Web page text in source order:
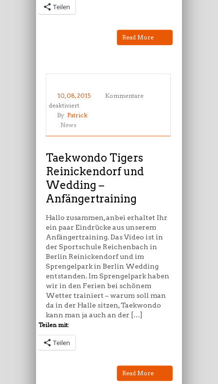
Teilen
Read More
10, 08, 2015
Kommentare
deaktiviertfür
Taekwondo
Wedding
Anfängertraining
By Patrick
News
Taekwondo Tigers
Reinickendorf und
Wedding –
Anfängertraining
Hallo zusammen, anbei erhaltet Ihr
ein paar Eindrücke aus unserem
Anfängertraining. Das Video ist in
der Sportschule Reichenbach in
Berlin Reinickendorf und im
Sprengelpark in Berlin Wedding
entstanden. Im Sprengelpark haben
wir in den Ferien bei schönem
Wetter trainiert – warum soll man
da in der Halle sitzen, Taekwondo
kann man ja auch an der […]
Teilen mit:
Teilen
Read More